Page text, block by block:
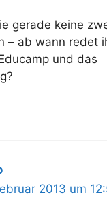
gerade keine
– ab wann redet
und das
2013 um